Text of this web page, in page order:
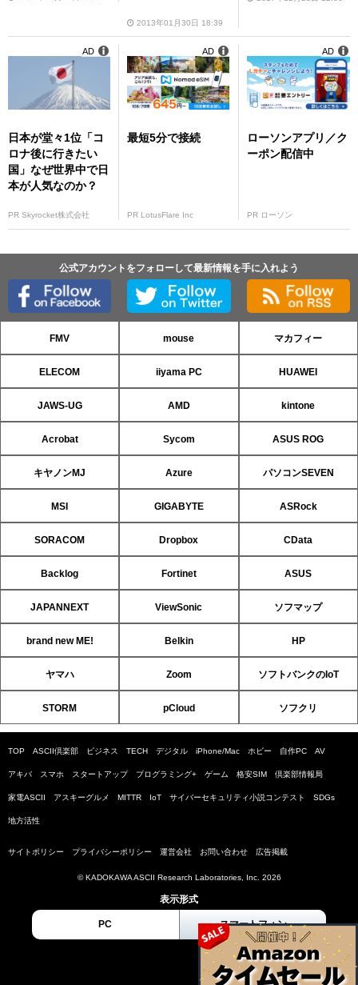
2013年01月30日 18:39
日本が堂々1位「コ
ロナ後に行きたい
国」なぜ世界中で日
本が人気なのか？
PR Skyrocket株式会社
AD
最短5分で接続
PR LotusFlare Inc
AD
ローソンアプリ／ク
ーポン配信中
PR ローソン
AD
公式アカウントをフォローして最新情報を手に入れよう
FMV mouse マカフィー
ELECOM iiyama PC HUAWEI
JAWS-UG AMD kintone
Acrobat Sycom ASUS ROG
キヤノンMJ Azure パソコンSEVEN
MSI GIGABYTE ASRock
SORACOM Dropbox CData
Backlog Fortinet ASUS
JAPANNEXT ViewSonic ソフマップ
brand new ME! Belkin HP
ヤマハ Zoom ソフトバンクのIoT
STORM pCloud ソフクリ
TOP ASCII倶楽部 ビジネス TECH デジタル iPhone/Mac ホビー 自作PC AV
アキバ スマホ スタートアップ プログラミング+ ゲーム 格安SIM 倶楽部情報局
家電ASCII アスキーグルメ MITTR IoT サイバーセキュリティ小説コンテスト SDGs
地方活性
サイトポリシー プライバシーポリシー 運営会社 お問い合わせ 広告掲載
© KADOKAWA ASCII Research Laboratories, Inc. 2026
表示形式
PC スマートフォン